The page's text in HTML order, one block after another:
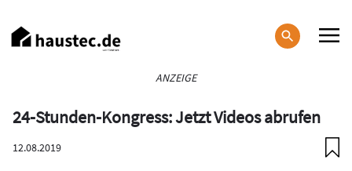
zum
Inhalt
ANZEIGE
24-Stunden-Kongress: Jetzt Videos abrufen
12.08.2019